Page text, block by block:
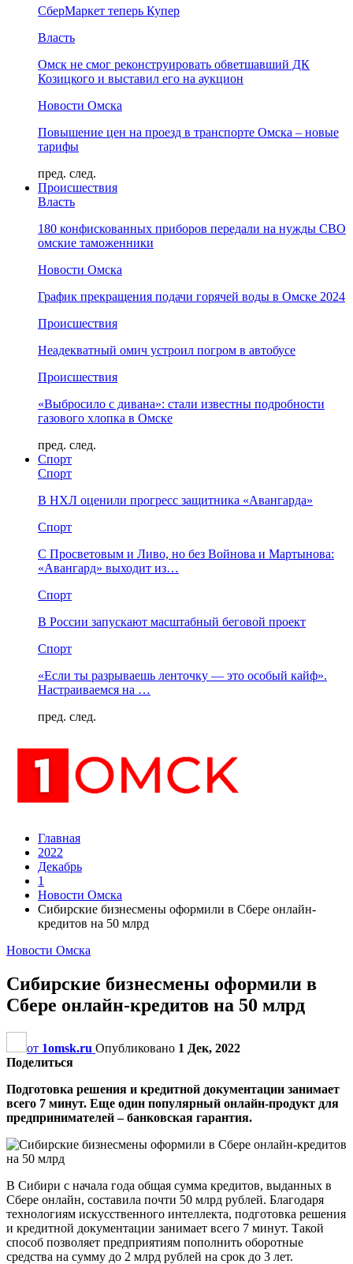
СберМаркет теперь Купер
Власть
Омск не смог реконструировать обветшавший ДК
Козицкого и выставил его на аукцион
Новости Омска
Повышение цен на проезд в транспорте Омска – новые
тарифы
пред. след.
Происшествия
Власть
180 конфискованных приборов передали на нужды СВО
омские таможенники
Новости Омска
График прекращения подачи горячей воды в Омске 2024
Происшествия
Неадекватный омич устроил погром в автобусе
Происшествия
«Выбросило с дивана»: стали известны подробности
газового хлопка в Омске
пред. след.
Спорт
Спорт
В НХЛ оценили прогресс защитника «Авангарда»
Спорт
С Просветовым и Ливо, но без Войнова и Мартынова:
«Авангард» выходит из…
Спорт
В России запускают масштабный беговой проект
Спорт
«Если ты разрываешь ленточку — это особый кайф».
Настраиваемся на …
пред. след.
Главная
2022
Декабрь
1
Новости Омска
Сибирские бизнесмены оформили в Сбере онлайн-
кредитов на 50 млрд
Новости Омска
Сибирские бизнесмены оформили в
Сбере онлайн-кредитов на 50 млрд
от 1omsk.ru Опубликовано 1 Дек, 2022
Поделиться
Подготовка решения и кредитной документации занимает
всего 7 минут. Еще один популярный онлайн-продукт для
предпринимателей – банковская гарантия.
В Сибири с начала года общая сумма кредитов, выданных в
Сбере онлайн, составила почти 50 млрд рублей. Благодаря
технологиям искусственного интеллекта, подготовка решения
и кредитной документации занимает всего 7 минут. Такой
способ позволяет предприятиям пополнить оборотные
средства на сумму до 2 млрд рублей на срок до 3 лет.